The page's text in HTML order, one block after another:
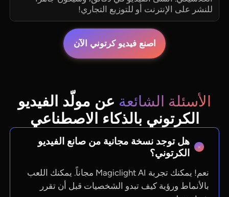
للنشر على الإنترنت أو للتوزيع التجاري!
اصنع فيديو كرتوني الآن
الأسئلة الشائعة عن مولّد الفيديو
الكرتوني بالذكاء الاصطناعي
هل توجد نسخة مجانية من صانع الفيديو
الكرتوني؟
نعم! يمكنك تجربة Magiclight AI مجاناً. يمكنك اللعب
بالأنماط ورؤية كيف تبدو الشخصيات قبل أن تقرر